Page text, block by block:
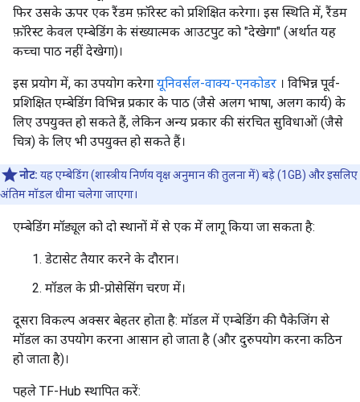
[INFO random_forest.cc:628] Training of tree  4/30
[INFO random_forest.cc:628] Training of tree  7/30
[INFO random_forest.cc:628] Training of tree  9/30
[INFO random_forest.cc:628] Training of tree  13/30
[INFO random_forest.cc:628] Training of tree  15/30
[INFO random_forest.cc:628] Training of tree  21/30
[INFO random_forest.cc:628] Training of tree  23/30
[INFO random_forest.cc:628] Training of tree  27/30
[INFO random_forest.cc:628] Training of tree  29/30
[INFO random_forest.cc:696] Final OOB metrics:
[INFO kernel.cc:828] Export model in log directory: /
[INFO kernel.cc:836] Save model in resources
[INFO kernel.cc:988] Loading model from path
[INFO decision_forest.cc:590] Model loaded with
[INFO abstract_model.cc:993] Engine
[INFO kernel.cc:848] Use fast generic engine
फिर उसके ऊपर एक रैंडम फ़ॉरेस्ट को प्रशिक्षित करेगा। इस स्थिति में, रैंडम
फ़ॉरेस्ट केवल एम्बेडिंग के संख्यात्मक आउटपुट को "देखेगा" (अर्थात यह
कच्चा पाठ नहीं देखेगा)।
इस प्रयोग में, का उपयोग करेगा यूनिवर्सल-वाक्य-एनकोडर । विभिन्न पूर्व-
प्रशिक्षित एम्बेडिंग विभिन्न प्रकार के पाठ (जैसे अलग भाषा, अलग कार्य) के
लिए उपयुक्त हो सकते हैं, लेकिन अन्य प्रकार की संरचित सुविधाओं (जैसे
चित्र) के लिए भी उपयुक्त हो सकते हैं।
नोट: यह एम्बेडिंग (शास्त्रीय निर्णय वृक्ष अनुमान की तुलना में) बड़े (1GB) और इसलिए
अंतिम मॉडल धीमा चलेगा जाएगा।
एम्बेडिंग मॉड्यूल को दो स्थानों में से एक में लागू किया जा सकता है:
डेटासेट तैयार करने के दौरान।
मॉडल के प्री-प्रोसेसिंग चरण में।
दूसरा विकल्प अक्सर बेहतर होता है: मॉडल में एम्बेडिंग की पैकेजिंग से
मॉडल का उपयोग करना आसान हो जाता है (और दुरुपयोग करना कठिन
हो जाता है)।
पहले TF-Hub स्थापित करें: